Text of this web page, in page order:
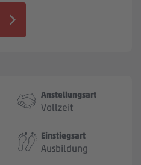
Anstellungsart
Vollzeit
Einstiegsart
Ausbildung